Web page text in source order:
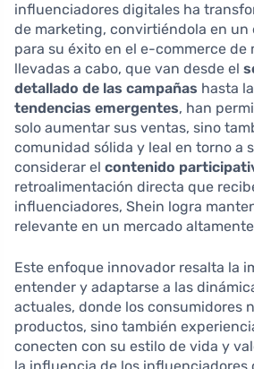
influenciadores digitales ha
de marketing, convirtiéndola en un
para su éxito en el e-commerce de
llevadas a cabo, que van desde el
detallado de las campañas hasta la
tendencias emergentes, han
solo aumentar sus ventas, sino
comunidad sólida y leal en torno a
considerar el contenido
retroalimentación directa que
influenciadores, Shein logra
relevante en un mercado
Este enfoque innovador resalta la
entender y adaptarse a las
actuales, donde los consumidores
productos, sino también
conecten con su estilo de vida y